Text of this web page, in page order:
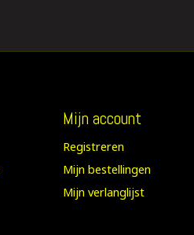
Mijn account
Registreren
Mijn bestellingen
Mijn verlanglijst